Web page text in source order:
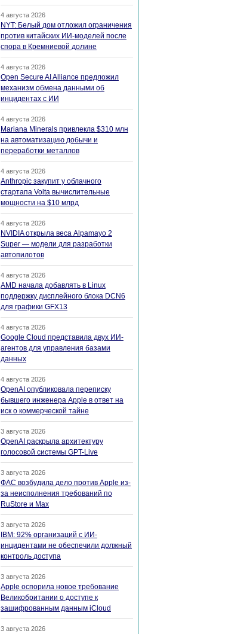
4 августа 2026
NYT: Белый дом отложил ограничения
против китайских ИИ-моделей после
спора в Кремниевой долине
4 августа 2026
Open Secure AI Alliance предложил
механизм обмена данными об
инцидентах с ИИ
4 августа 2026
Mariana Minerals привлекла $310 млн
на автоматизацию добычи и
переработки металлов
4 августа 2026
Anthropic закупит у облачного
стартапа Volta вычислительные
мощности на $10 млрд
4 августа 2026
NVIDIA открыла веса Alpamayo 2
Super — модели для разработки
автопилотов
4 августа 2026
AMD начала добавлять в Linux
поддержку дисплейного блока DCN6
для графики GFX13
4 августа 2026
Google Cloud представила двух ИИ-
агентов для управления базами
данных
4 августа 2026
OpenAI опубликовала переписку
бывшего инженера Apple в ответ на
иск о коммерческой тайне
3 августа 2026
OpenAI раскрыла архитектуру
голосовой системы GPT-Live
3 августа 2026
ФАС возбудила дело против Apple из-
за неисполнения требований по
RuStore и Max
3 августа 2026
IBM: 92% организаций с ИИ-
инцидентами не обеспечили должный
контроль доступа
3 августа 2026
Apple оспорила новое требование
Великобритании о доступе к
зашифрованным данным iCloud
3 августа 2026